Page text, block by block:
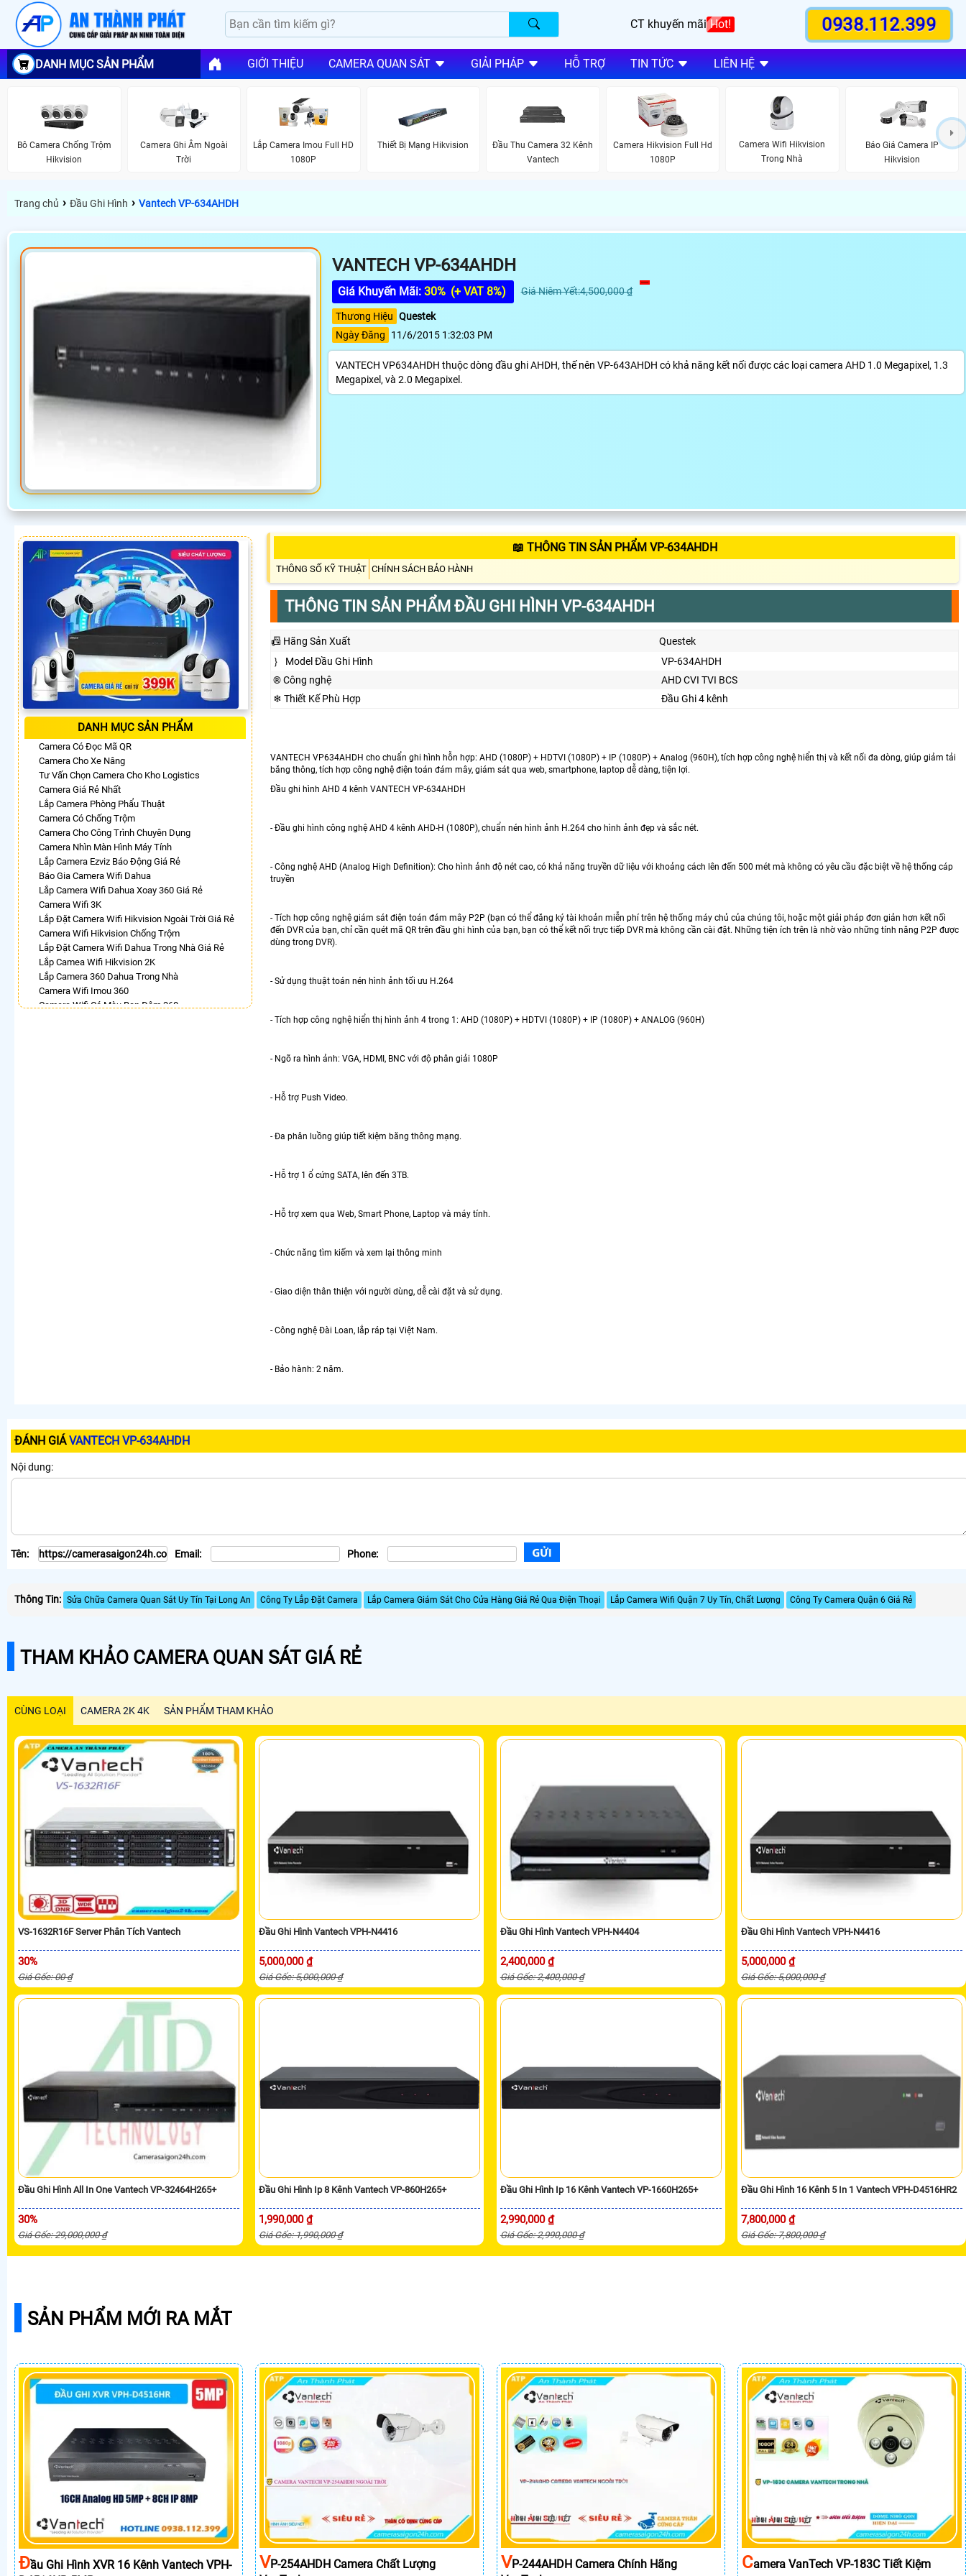
CT khuyến mãi Hot! 0938.112.399
DANH MỤC SẢN PHẨM GIỚI THIỆU CAMERA QUAN SÁT GIẢI PHÁP HỖ TRỢ TIN TỨC LIÊN HỆ
Bô Camera Chống Trộm
Hikvision
Camera Ghi Âm Ngoài
Trời
Lắp Camera Imou Full HD
1080P
Thiết Bị Mạng Hikvision
Đầu Thu Camera 32 Kênh
Vantech
Camera Hikvision Full Hd
1080P
Camera Wifi Hikvision
Trong Nhà
Báo Giá Camera IP
Hikvision
Trang chủ › Đầu Ghi Hình › Vantech VP-634AHDH
VANTECH VP-634AHDH
Giá Khuyến Mãi: 30% (+ VAT 8%) Giá Niêm Yết:4,500,000 ₫
Thương Hiệu Questek
Ngày Đăng
11/6/2015 1:32:03 PM
VANTECH VP634AHDH thuộc dòng đầu ghi AHDH, thế nên VP-643AHDH có khả năng kết nối được các loại camera AHD 1.0 Megapixel, 1.3
Megapixel, và 2.0 Megapixel.
DANH MỤC SẢN PHẨM
Camera Có Đọc Mã QR
Camera Cho Xe Nâng
Tư Vấn Chọn Camera Cho Kho Logistics
Camera Giá Rẻ Nhất
Lắp Camera Phòng Phẩu Thuật
Camera Có Chống Trộm
Camera Cho Công Trình Chuyên Dụng
Camera Nhìn Màn Hình Máy Tính
Lắp Camera Ezviz Báo Động Giá Rẻ
Báo Gia Camera Wifi Dahua
Lắp Camera Wifi Dahua Xoay 360 Giá Rẻ
Camera Wifi 3K
Lắp Đặt Camera Wifi Hikvision Ngoài Trời Giá Rẻ
Camera Wifi Hikvision Chống Trộm
Lắp Đặt Camera Wifi Dahua Trong Nhà Giá Rẻ
Lắp Camea Wifi Hikvision 2K
Lắp Camera 360 Dahua Trong Nhà
Camera Wifi Imou 360
Camera Wifi Có Màu Ban Đêm 360
📖 THÔNG TIN SẢN PHẨM VP-634AHDH
THÔNG SỐ KỸ THUẬT CHÍNH SÁCH BẢO HÀNH
THÔNG TIN SẢN PHẨM ĐẦU GHI HÌNH VP-634AHDH
📠 Hãng Sản Xuất
Questek
｝ Model Đầu Ghi Hình
VP-634AHDH
®️ Công nghệ
AHD CVI TVI BCS
❄ Thiết Kế Phù Hợp
Đầu Ghi 4 kênh
VANTECH VP634AHDH cho chuẩn ghi hình hỗn hợp: AHD (1080P) + HDTVI (1080P) + IP (1080P) + Analog (960H), tích hợp công nghệ hiển thị và kết nối đa dòng, giúp giảm tải
băng thông, tích hợp công nghệ điện toán đám mây, giám sát qua web, smartphone, laptop dễ dàng, tiện lợi.
Đầu ghi hình AHD 4 kênh VANTECH VP-634AHDH
- Đầu ghi hình công nghệ AHD 4 kênh AHD-H (1080P), chuẩn nén hình ảnh H.264 cho hình ảnh đẹp và sắc nét.
- Công nghệ AHD (Analog High Definition): Cho hình ảnh độ nét cao, có khả năng truyền dữ liệu với khoảng cách lên đến 500 mét mà không có yêu cầu đặc biệt về hệ thống cáp
truyền
- Tích hợp công nghệ giám sát điện toán đám mây P2P (bạn có thể đăng ký tài khoản miễn phí trên hệ thống máy chủ của chúng tôi, hoặc một giải pháp đơn giản hơn kết nối
đến DVR của bạn, chỉ cần quét mã QR trên đầu ghi hình của bạn, bạn có thể kết nối trực tiếp DVR mà không cần cài đặt. Những tiện ích trên là nhờ vào những tính năng P2P được
dùng trong DVR).
- Sử dụng thuật toán nén hình ảnh tối ưu H.264
- Tích hợp công nghệ hiển thị hình ảnh 4 trong 1: AHD (1080P) + HDTVI (1080P) + IP (1080P) + ANALOG (960H)
- Ngõ ra hình ảnh: VGA, HDMI, BNC với độ phân giải 1080P
- Hỗ trợ Push Video.
- Đa phân luồng giúp tiết kiệm băng thông mạng.
- Hỗ trợ 1 ổ cứng SATA, lên đến 3TB.
- Hỗ trợ xem qua Web, Smart Phone, Laptop và máy tính.
- Chức năng tìm kiếm và xem lại thông minh
- Giao diện thân thiện với người dùng, dễ cài đặt và sử dụng.
- Công nghệ Đài Loan, lắp ráp tại Việt Nam.
- Bảo hành: 2 năm.
ĐÁNH GIÁVANTECH VP-634AHDH
Nội dung:
Tên: Email: Phone:
Thông Tin: Sửa Chữa Camera Quan Sát Uy Tín Tại Long An Công Ty Lắp Đặt Camera Lắp Camera Giám Sát Cho Cửa Hàng Giá Rẻ Qua Điện Thoại Lắp Camera Wifi Quận 7 Uy Tín, Chất Lượng Công Ty Camera Quận 6 Giá Rẻ
THAM KHẢO CAMERA QUAN SÁT GIÁ RẺ
CÙNG LOẠI CAMERA 2K 4K SẢN PHẨM THAM KHẢO
VS-1632R16F Server Phân Tích Vantech
30%
Giá Gốc: 00 ₫
Đầu Ghi Hình Vantech VPH-N4416
5,000,000 ₫
Giá Gốc: 5,000,000 ₫
Đầu Ghi Hình Vantech VPH-N4404
2,400,000 ₫
Giá Gốc: 2,400,000 ₫
Đầu Ghi Hình Vantech VPH-N4416
5,000,000 ₫
Giá Gốc: 5,000,000 ₫
Đầu Ghi Hình All In One Vantech VP-32464H265+
30%
Giá Gốc: 29,000,000 ₫
Đầu Ghi Hình Ip 8 Kênh Vantech VP-860H265+
1,990,000 ₫
Giá Gốc: 1,990,000 ₫
Đầu Ghi Hình Ip 16 Kênh Vantech VP-1660H265+
2,990,000 ₫
Giá Gốc: 2,990,000 ₫
Đầu Ghi Hình 16 Kênh 5 In 1 Vantech VPH-D4516HR2
7,800,000 ₫
Giá Gốc: 7,800,000 ₫
SẢN PHẨM MỚI RA MẮT
ĐẦu Ghi Hình XVR 16 Kênh Vantech VPH-
VP-254AHDH Camera Chất Lượng
VP-244AHDH Camera Chính Hãng
CAmera VanTech VP-183C Tiết Kiệm